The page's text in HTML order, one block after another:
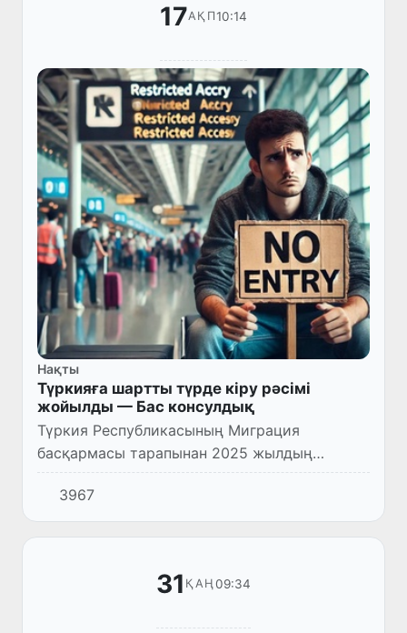
17АҚП10:14
Нақты
Түркияға шартты түрде кіру рәсімі
жойылды — Бас консулдық
Түркия Республикасының Миграция
басқармасы тарапынан 2025 жылдың
февраль айынан бастап елге шартты түрде
кіру ((şartlı giriş) тәртібі жойылды.
3967
31 ҚАҢ09:34